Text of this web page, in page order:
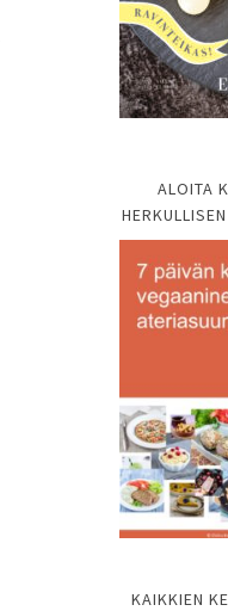
ALOITA
KAIKKIEN